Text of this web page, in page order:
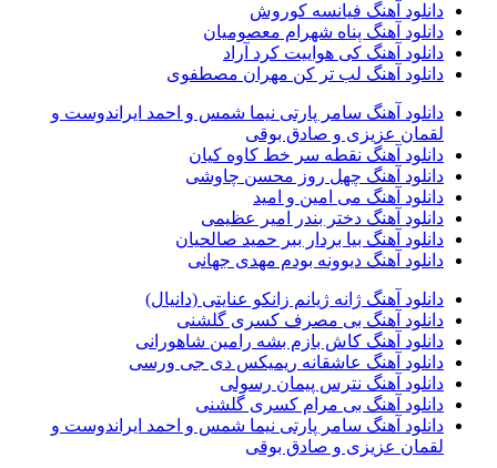
مهدی جهانی39
احمد سعیدی39
امین فیاض39
حامد همایون38
بهنام صفوی
شادمهر عقیلی37
پیوند36
راغب36
رضا شیری36
علی زند وکیلی35
علی عباسی33
علی زارعی33
علی ارشدی33
سینا شعبانخانی
سیامک عباسی32
حمید هیراد32
شهرام شکوهی32
امین رستمی31
احمد صفایی31
یاسر محمودی31
امو بند31
حجت درولی31
دانلود آهنگ فیانسه کوروش
دانلود آهنگ پناه شهرام معصومیان
دانلود آهنگ کی هواییت کرد آراد
دانلود آهنگ لب تر کن مهران مصطفوی
دانلود آهنگ سامر پارتی نیما شمس و احمد ایراندوست و
لقمان عزیزی و صادق بوقی
دانلود آهنگ نقطه سر خط کاوه کیان
دانلود آهنگ چهل روز محسن چاوشی
دانلود آهنگ می امین و امید
دانلود آهنگ دختر بندر امیر عظیمی
دانلود آهنگ بیا بردار ببر حمید صالحیان
دانلود آهنگ دیوونه بودم مهدی جهانی
دانلود آهنگ ژانه ژیانم زانکو عنایتی (دانیال)
دانلود آهنگ بی مصرف کسری گلشنی
دانلود آهنگ کاش بازم بشه رامین شاهورانی
دانلود آهنگ عاشقانه ریمیکس دی جی ورسی
دانلود آهنگ نترس پیمان رسولی
دانلود آهنگ بی مرام کسری گلشنی
دانلود آهنگ سامر پارتی نیما شمس و احمد ایراندوست و
لقمان عزیزی و صادق بوقی